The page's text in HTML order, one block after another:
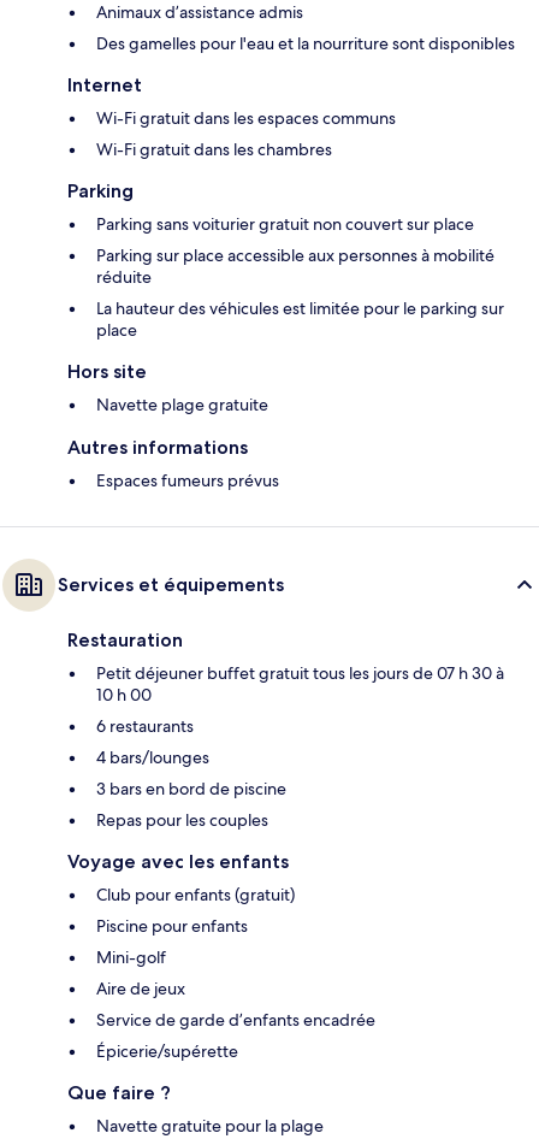
Animaux d’assistance admis
Des gamelles pour l'eau et la nourriture sont disponibles
Internet
Wi-Fi gratuit dans les espaces communs
Wi-Fi gratuit dans les chambres
Parking
Parking sans voiturier gratuit non couvert sur place
Parking sur place accessible aux personnes à mobilité
réduite
La hauteur des véhicules est limitée pour le parking sur
place
Hors site
Navette plage gratuite
Autres informations
Espaces fumeurs prévus
Services et équipements
Restauration
Petit déjeuner buffet gratuit tous les jours de 07 h 30 à
10 h 00
6 restaurants
4 bars/lounges
3 bars en bord de piscine
Repas pour les couples
Voyage avec les enfants
Club pour enfants (gratuit)
Piscine pour enfants
Mini-golf
Aire de jeux
Service de garde d’enfants encadrée
Épicerie/supérette
Que faire ?
Navette gratuite pour la plage